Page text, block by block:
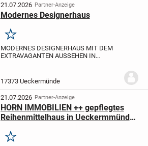
und stilvolles...
21.07.2026 Partner-Anzeige
Modernes Designerhaus
Merken
MODERNES DESIGNERHAUS MIT DEM
EXTRAVAGANTEN AUSSEHEN IN
140 m² Wohnfläche, flexibler Grundriss,
17373 Ueckermünde
21.07.2026 Partner-Anzeige
HORN IMMOBILIEN ++ gepflegtes
Reihenmittelhaus in Ueckermmünde,
Merken